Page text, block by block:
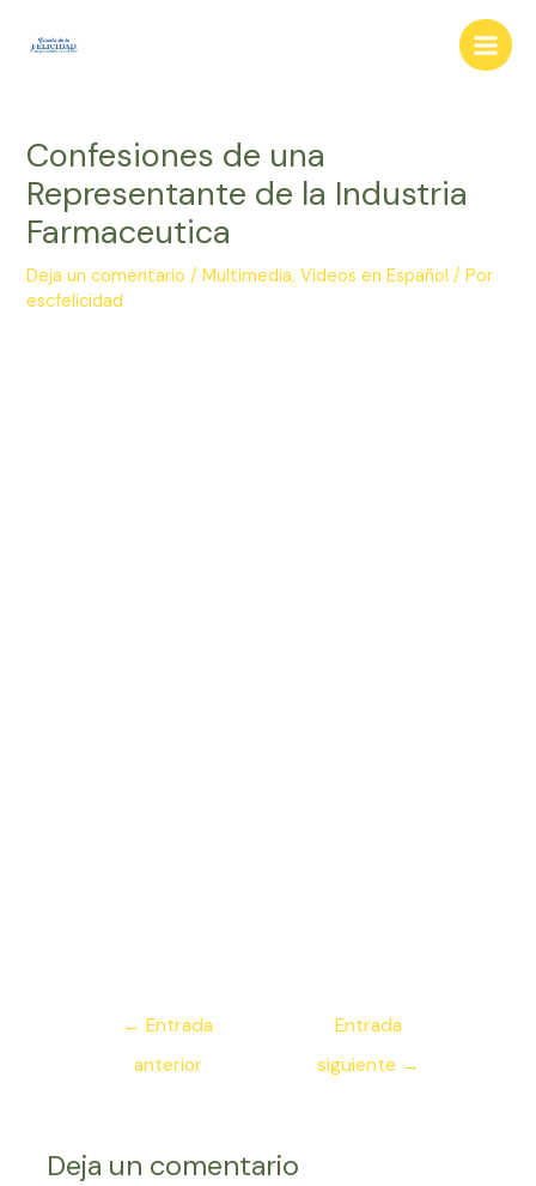
Main
Confesiones de una
Representante de la Industria
Farmaceutica
Deja un comentario /Multimedia,Videos en Español / Por
escfelicidad
Navegación
entradas
← Entrada
anterior
Entrada
siguiente →
Deja un comentario